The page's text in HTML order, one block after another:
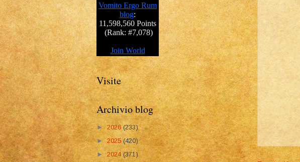
Visite
Archivio blog
► 2026(233)
►2025(420)
►2024 (371)